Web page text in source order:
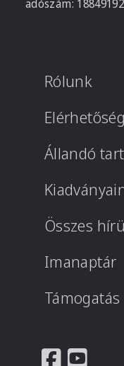
adószám:
Rólunk
Elérhetőség
Állandó
Összes
Imanaptár
Támogatás